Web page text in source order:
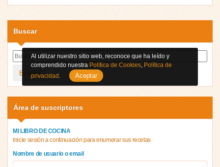
Buscar
Buscar
Área de suscriptores
MI LIBRO DE COCINA
Inicie sesión a continuación para enumerar sus recetas
Nombre de usuario o email
Al utilizar nuestro sitio web, reconoce que ha leído y
comprendido nuestra Política de Cookies, Política de
privacidad . Aceptar